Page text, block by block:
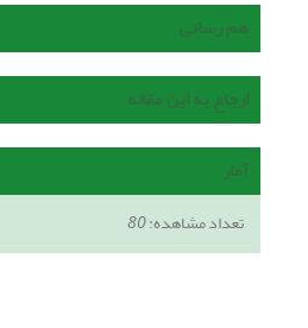
هم رسانی
ارجاع به این مقاله
آمار
تعداد مشاهده:80